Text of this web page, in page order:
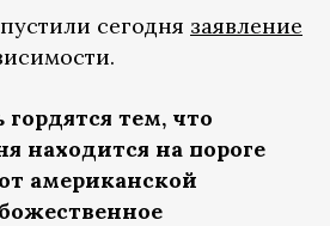
сегодня заявление
тем, что
находится на пороге
американской